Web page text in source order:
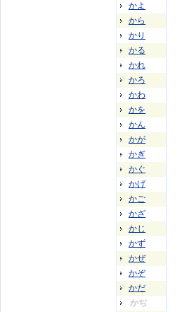
かよ
から
かり
かる
かれ
かろ
かわ
かを
かん
かが
かぎ
かぐ
かげ
かご
かざ
かじ
かず
かぜ
かぞ
かだ
かぢ